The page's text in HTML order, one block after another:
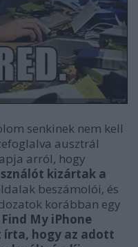
senkinek nem kell
ausztrál
arról, hogy
kizártak a
beszámolói, és
korábban egy
My iPhone
írta, hogy az adott